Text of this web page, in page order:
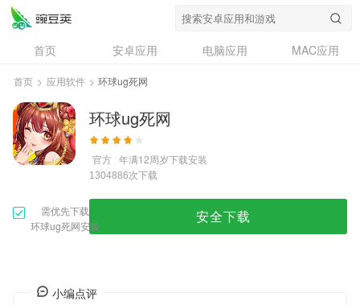
首页 安卓应用 电脑应用
MAC应用
资讯
专题
问答
首页 > 应用软件 > 环球ug死网
环球ug死网
官方 年满12周岁下载安装
1304886次下载
需优先下载
环球ug死网安装
安全下载
小编点评